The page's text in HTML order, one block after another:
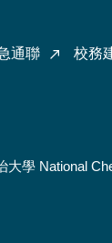
通聯 校務
大學 National